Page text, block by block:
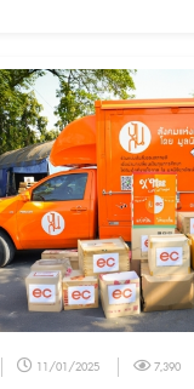
11/01/2025 7,390